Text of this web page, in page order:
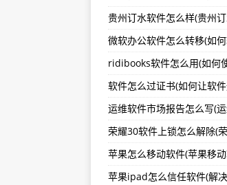
slader软件
南充多点触
软件退税比
贵州订水软件怎么样(贵州
微软办公软件怎么转移(如
ridibooks软件怎么用(如何
软件怎么过证书(如何让软
荣耀30软件上锁怎么解除(
苹果怎么移动软件(苹果移